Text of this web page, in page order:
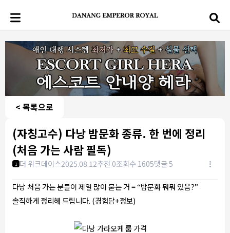
< 목록으로
(자칭고수) 다낭 밤문화 종류. 한 번에 정리
(처음 가는 사람 필독)
1 더 위크데이스2025.08.12추천 0조회수 1605댓글 5
다낭 처음 가는 분들이 제일 많이 묻는 거 = “밤문화 뭐뭐 있음?”
솔직하게 정리해 드립니다. (경험담+정보)